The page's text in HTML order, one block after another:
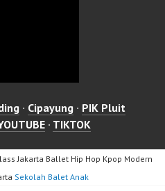
· Cipayung · PIK Pluit
· TIKTOK
Jakarta Ballet Hip Hop Kpop Modern
Sekolah Balet Anak